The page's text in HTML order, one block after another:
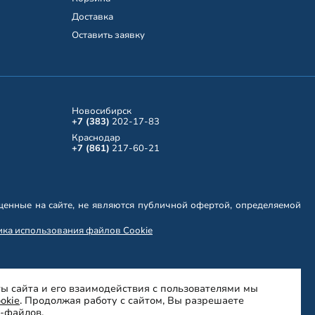
Доставка
Оставить заявку
Новосибирск
+7 (383) 202-17-83
Краснодар
+7 (861) 217-60-21
на сайте, не являются публичной офертой, определяемой
использования файлов Cookie
сайта и его взаимодействия с пользователями мы
. Продолжая работу с сайтом, Вы разрешаете